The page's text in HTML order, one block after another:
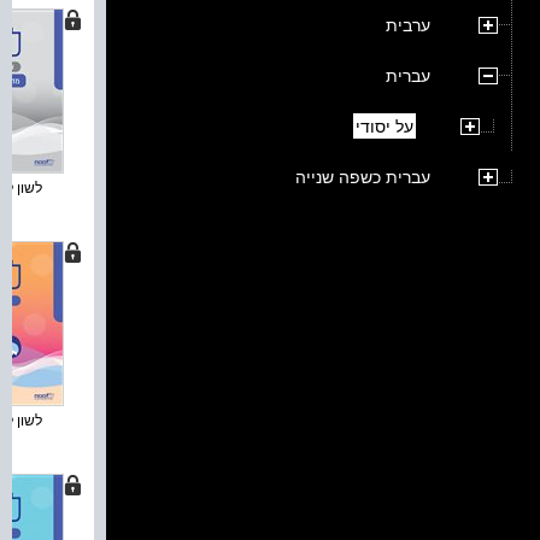
ערבית
עברית
על יסודי
עברית כשפה שנייה
לשון
לשון